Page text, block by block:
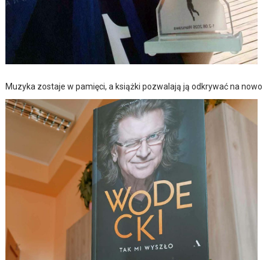
Muzyka zostaje w pamięci, a książki pozwalają ją odkrywać na nowo